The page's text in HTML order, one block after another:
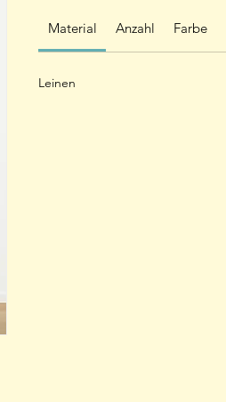
Material Anzahl Farbe
Leinen